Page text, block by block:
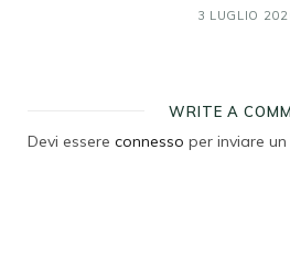
3 LUGLIO
WRITE A
Devi essere connesso per inviare